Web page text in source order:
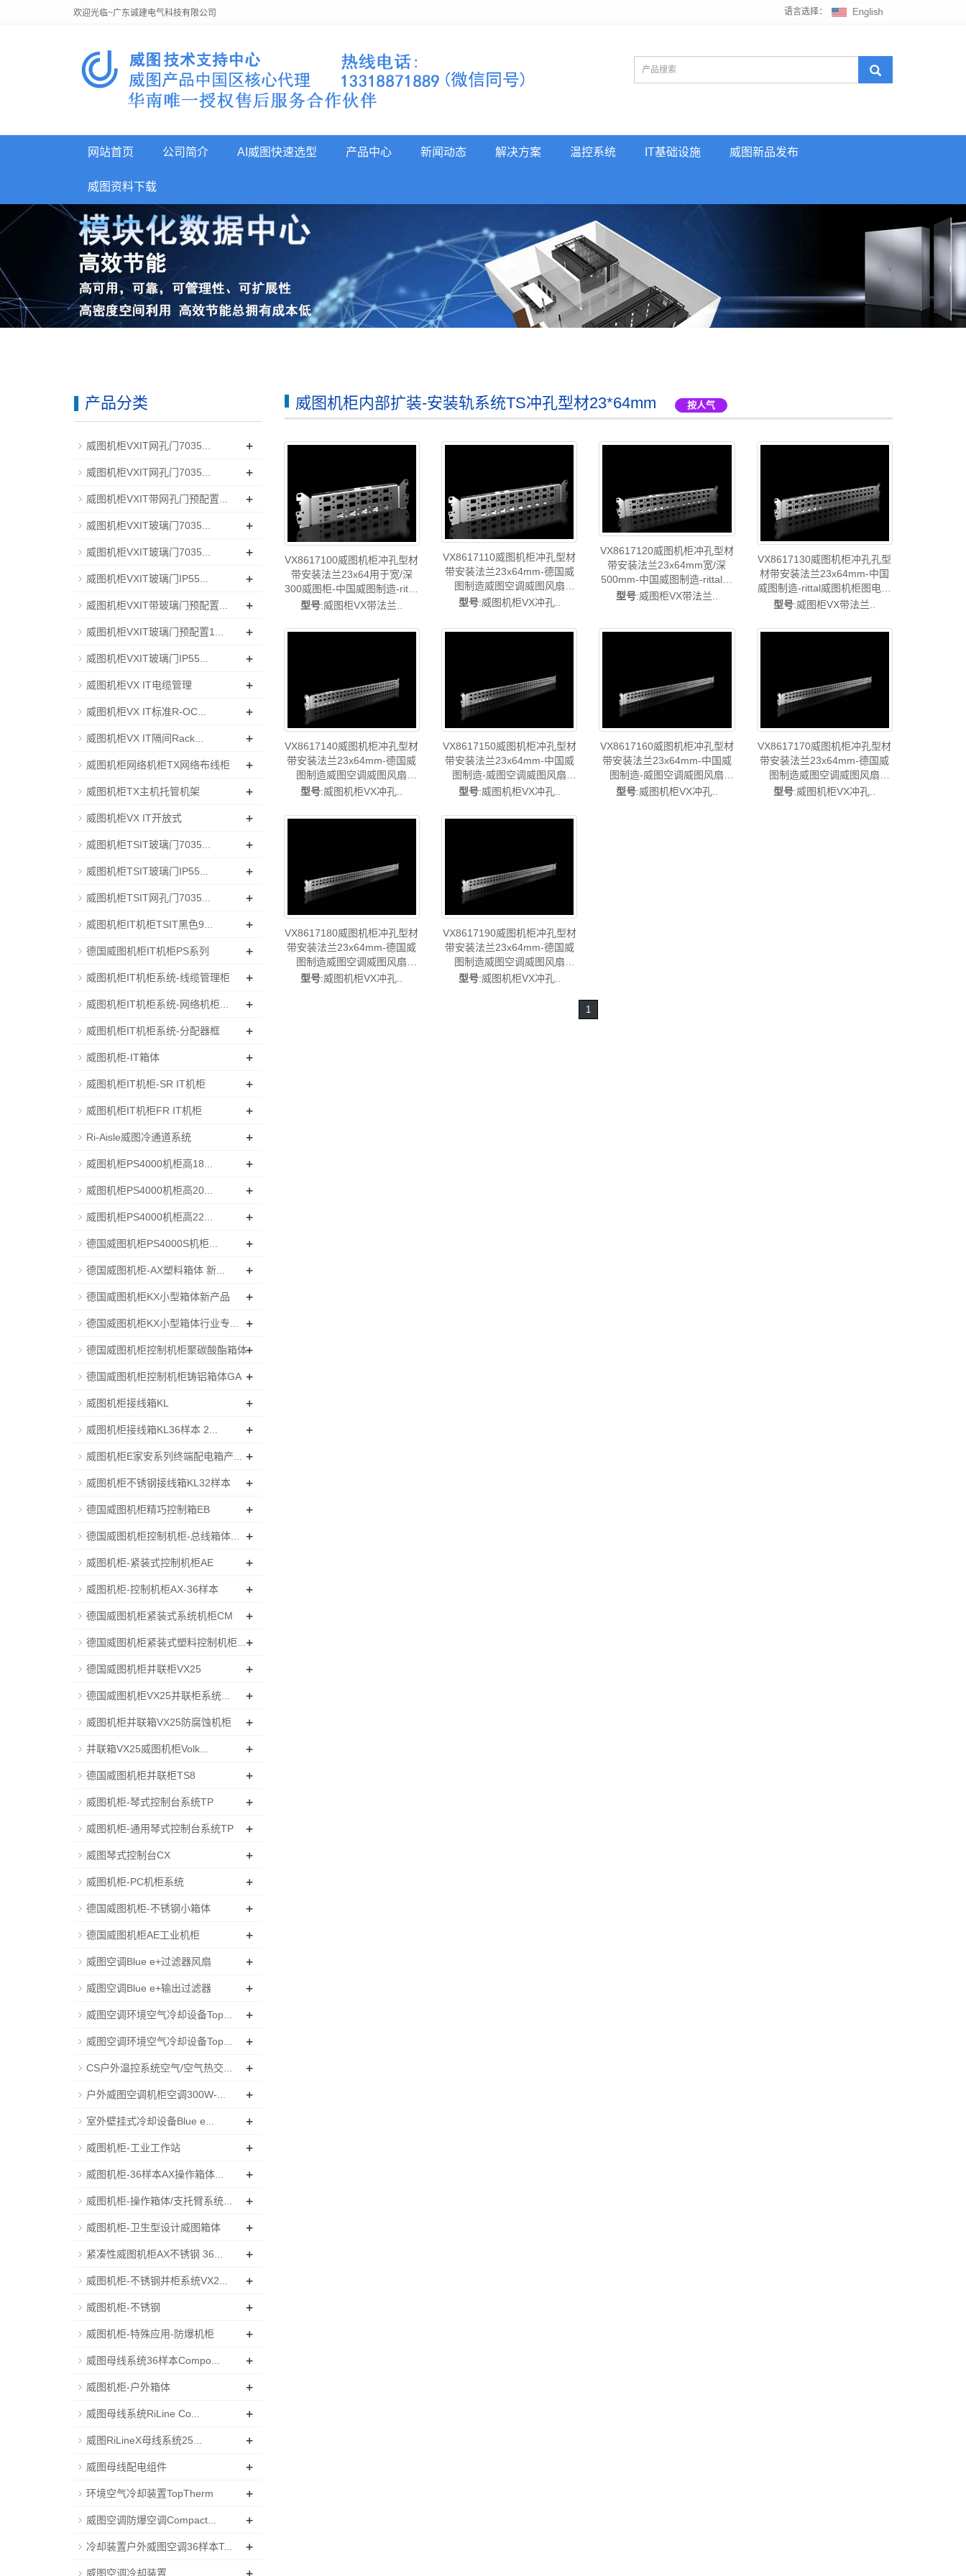
欢迎光临~广东诚建电气科技有限公司 语言选择：
网站首页 公司简介 AI威图快速选型 产品中心 新闻动态 解决方案 温控系统 IT基础设施 威图新品发布
威图资料下载
威图机柜内部扩装-安装轨系统TS冲孔型材23*64mm 按人气
VX8617100威图机柜冲孔型材
带安装法兰23x64用于宽/深
300威图柜-中国威图制造-rittal
威图空调维修威图电柜威图母
VX8617.100
型号:威图柜VX带法兰..
VX8617110威图机柜冲孔型材
带安装法兰23x64mm-德国威
图制造威图空调威图风扇
VX8617.110
型号:威图机柜VX冲孔..
VX8617120威图机柜冲孔型材
带安装法兰23x64mm宽/深
500mm-中国威图制造-rittal威
图机柜威图空调维修威图电柜
型号:威图柜VX带法兰..
VX8617130威图机柜冲孔孔型
材带安装法兰23x64mm-中国
威图制造-rittal威图机柜图电柜
威图柜威图PDU威图配件威图
型号:威图柜VX带法兰..
VX8617140威图机柜冲孔型材
带安装法兰23x64mm-德国威
图制造威图空调威图风扇
VX8617.140
型号:威图机柜VX冲孔..
VX8617150威图机柜冲孔型材
带安装法兰23x64mm-中国威
图制造-威图空调威图风扇
VX8617.150
型号:威图机柜VX冲孔..
VX8617160威图机柜冲孔型材
带安装法兰23x64mm-中国威
图制造-威图空调威图风扇
VX8617.160
型号:威图机柜VX冲孔..
VX8617170威图机柜冲孔型材
带安装法兰23x64mm-德国威
图制造威图空调威图风扇
VX8617.170
型号:威图机柜VX冲孔..
VX8617180威图机柜冲孔型材
带安装法兰23x64mm-德国威
图制造威图空调威图风扇
VX8617.180
型号:威图机柜VX冲孔..
VX8617190威图机柜冲孔型材
带安装法兰23x64mm-德国威
图制造威图空调威图风扇
VX8617.190
型号:威图机柜VX冲孔..
1
产品分类
威图机柜VXIT网孔门7035... +
威图机柜VXIT网孔门7035... +
威图机柜VXIT带网孔门预配置... +
威图机柜VXIT玻璃门7035... +
威图机柜VXIT玻璃门7035... +
威图机柜VXIT玻璃门IP55... +
威图机柜VXIT带玻璃门预配置... +
威图机柜VXIT玻璃门预配置1... +
威图机柜VXIT玻璃门IP55... +
威图机柜VX IT电缆管理 +
威图机柜VX IT标准R-OC... +
威图机柜VX IT隔间Rack... +
威图机柜网络机柜TX网络布线柜 +
威图机柜TX主机托管机架 +
威图机柜VX IT开放式 +
威图机柜TSIT玻璃门7035... +
威图机柜TSIT玻璃门IP55... +
威图机柜TSIT网孔门7035... +
威图机柜IT机柜TSIT黑色9... +
德国威图机柜IT机柜PS系列 +
威图机柜IT机柜系统-线缆管理柜 +
威图机柜IT机柜系统-网络机柜... +
威图机柜IT机柜系统-分配器框 +
威图机柜-IT箱体 +
威图机柜IT机柜-SR IT机柜 +
威图机柜IT机柜FR IT机柜 +
Ri-Aisle威图冷通道系统 +
威图机柜PS4000机柜高18... +
威图机柜PS4000机柜高20... +
威图机柜PS4000机柜高22... +
德国威图机柜PS4000S机柜... +
德国威图机柜-AX塑料箱体 新... +
德国威图机柜KX小型箱体新产品 +
德国威图机柜KX小型箱体行业专... +
德国威图机柜控制机柜聚碳酸酯箱体+
德国威图机柜控制机柜铸铝箱体GA +
威图机柜接线箱KL +
威图机柜接线箱KL36样本 2... +
威图机柜E家安系列终端配电箱产... +
威图机柜不锈钢接线箱KL32样本 +
德国威图机柜精巧控制箱EB +
德国威图机柜控制机柜-总线箱体... +
威图机柜-紧装式控制机柜AE +
威图机柜-控制机柜AX-36样本 +
德国威图机柜紧装式系统机柜CM +
德国威图机柜紧装式塑料控制机柜... +
德国威图机柜并联柜VX25 +
德国威图机柜VX25并联柜系统... +
威图机柜并联箱VX25防腐蚀机柜 +
并联箱VX25威图机柜Volk... +
德国威图机柜并联柜TS8 +
威图机柜-琴式控制台系统TP +
威图机柜-通用琴式控制台系统TP +
威图琴式控制台CX +
威图机柜-PC机柜系统 +
德国威图机柜-不锈钢小箱体 +
德国威图机柜AE工业机柜 +
威图空调Blue e+过滤器风扇 +
威图空调Blue e+输出过滤器 +
威图空调环境空气冷却设备Top... +
威图空调环境空气冷却设备Top... +
CS户外温控系统空气/空气热交... +
户外威图空调机柜空调300W-... +
室外壁挂式冷却设备Blue e... +
威图机柜-工业工作站 +
威图机柜-36样本AX操作箱体... +
威图机柜-操作箱体/支托臂系统... +
威图机柜-卫生型设计威图箱体 +
紧凑性威图机柜AX不锈钢 36... +
威图机柜-不锈钢并柜系统VX2... +
威图机柜-不锈钢 +
威图机柜-特殊应用-防爆机柜 +
威图母线系统36样本Compo... +
威图机柜-户外箱体 +
威图母线系统RiLine Co... +
威图RiLineX母线系统25... +
威图母线配电组件 +
环境空气冷却装置TopTherm +
威图空调防爆空调Compact... +
冷却装置户外威图空调36样本T... +
威图空调冷却装置